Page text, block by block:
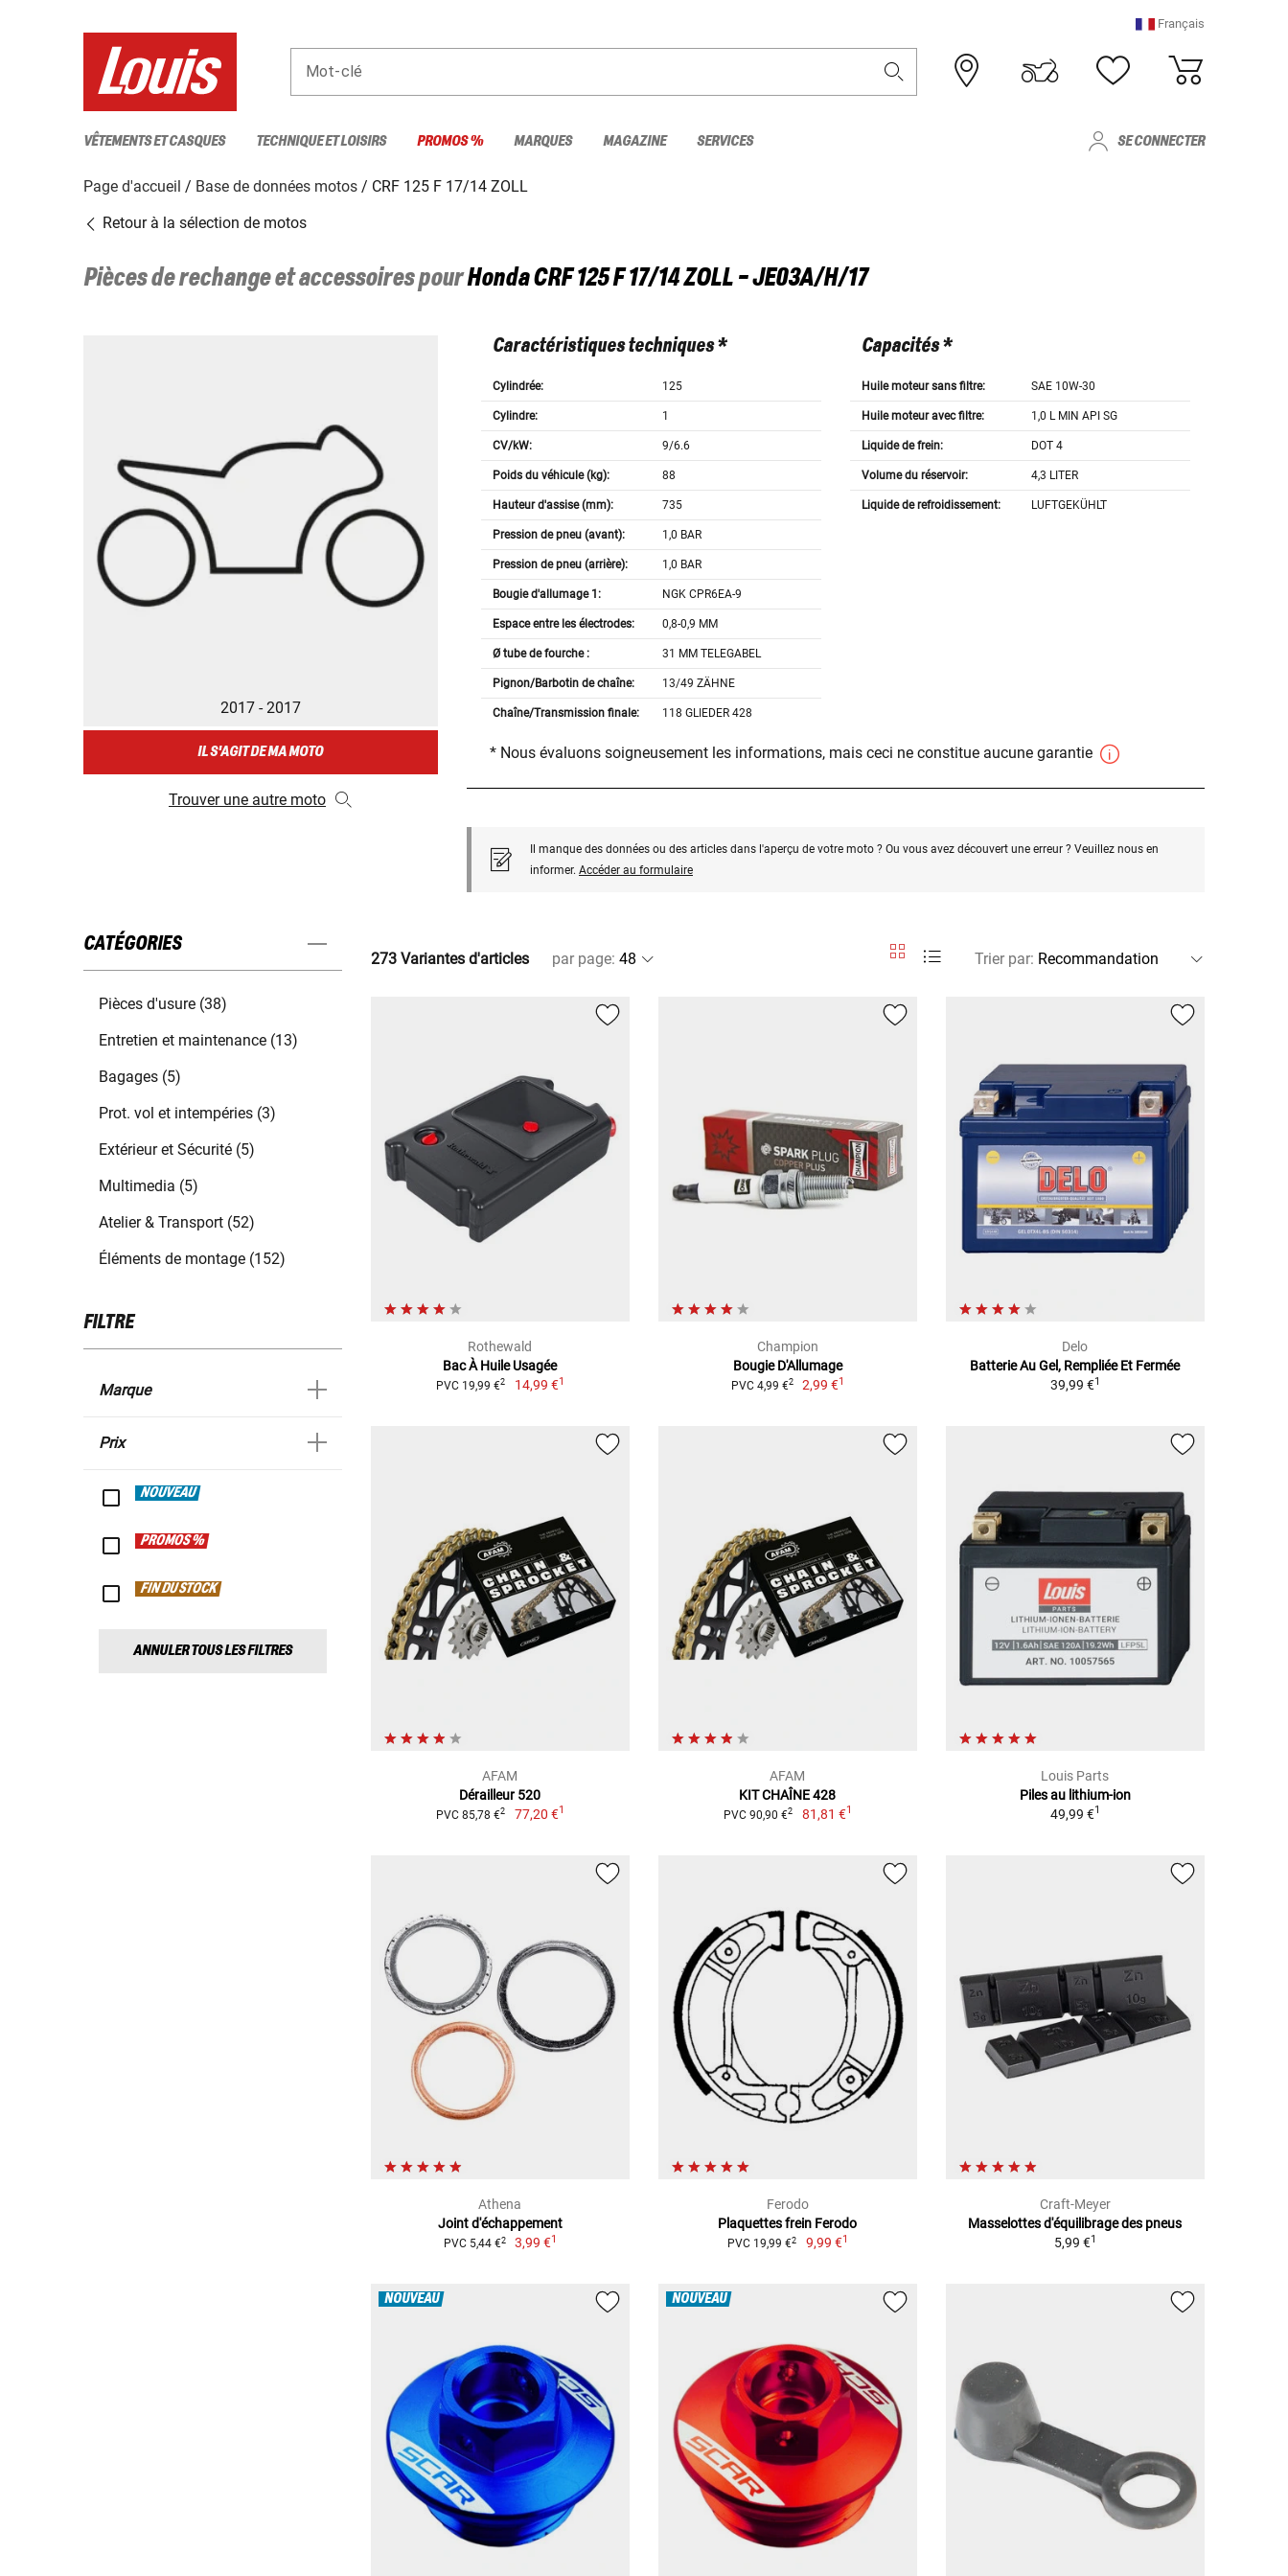
Français
Mot-clé
VÊTEMENTS ET CASQUES TECHNIQUE ET LOISIRS PROMOS % MARQUES MAGAZINE SERVICES SE CONNECTER
Page d'accueil Base de données motos
CRF 125 F 17/14 ZOLL
Retour à la sélection de motos
Pièces de rechange et accessoires pourHondaCRF 125 F 17/14 ZOLL - JE03A/H/17
2017 - 2017
IL S'AGIT DE MA MOTO
Trouver une autre moto
Caractéristiques techniques *
Cylindrée: 125
Cylindre: 1
CV/kW: 9/6.6
Poids du véhicule (kg): 88
Hauteur d'assise (mm): 735
Pression de pneu (avant): 1,0 BAR
Pression de pneu (arrière): 1,0 BAR
Bougie d'allumage 1: NGK CPR6EA-9
Espace entre les électrodes: 0,8-0,9 MM
Ø tube de fourche : 31 MM TELEGABEL
Pignon/Barbotin de chaîne: 13/49 ZÄHNE
Chaîne/Transmission finale: 118 GLIEDER 428
Capacités *
Huile moteur sans filtre: SAE 10W-30
Huile moteur avec filtre: 1,0 L MIN API SG
Liquide de frein: DOT 4
Volume du réservoir: 4,3 LITER
Liquide de refroidissement: LUFTGEKÜHLT
* Nous évaluons soigneusement les informations, mais ceci ne constitue aucune garantie
Il manque des données ou des articles dans l'aperçu de votre moto ? Ou vous avez découvert une erreur ? Veuillez nous en
informer. Accéder au formulaire
CATÉGORIES
Pièces d'usure (38)
Entretien et maintenance (13)
Bagages (5)
Prot. vol et intempéries (3)
Extérieur et Sécurité (5)
Multimedia (5)
Atelier & Transport (52)
Éléments de montage (152)
FILTRE
Marque
Prix
NOUVEAU
PROMOS %
FIN DU STOCK
ANNULER TOUS LES FILTRES
273 Variantes d'articles par page: Trier par:
Rothewald
Bac À Huile Usagée
PVC 19,99 €2 14,99 €1
Champion
Bougie D'Allumage
PVC 4,99 €2 2,99 €1
Delo
Batterie Au Gel, Rempliée Et Fermée
39,99 €1
AFAM
Dérailleur 520
PVC 85,78 €2 77,20 €1
AFAM
KIT CHAÎNE 428
PVC 90,90 €2 81,81 €1
Louis Parts
Piles au lithium-ion
49,99 €1
Athena
Joint d'échappement
PVC 5,44 €2 3,99 €1
Ferodo
Plaquettes frein Ferodo
PVC 19,99 €2 9,99 €1
Craft-Meyer
Masselottes d'équilibrage des pneus
5,99 €1
NOUVEAU NOUVEAU